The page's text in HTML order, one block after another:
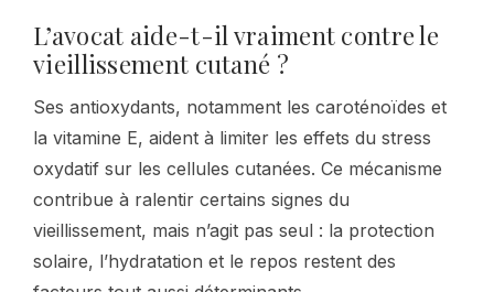
L’avocat aide-t-il vraiment contre le
vieillissement cutané ?
Ses antioxydants, notamment les caroténoïdes et
la vitamine E, aident à limiter les effets du stress
oxydatif sur les cellules cutanées. Ce mécanisme
contribue à ralentir certains signes du
vieillissement, mais n’agit pas seul : la protection
solaire, l’hydratation et le repos restent des